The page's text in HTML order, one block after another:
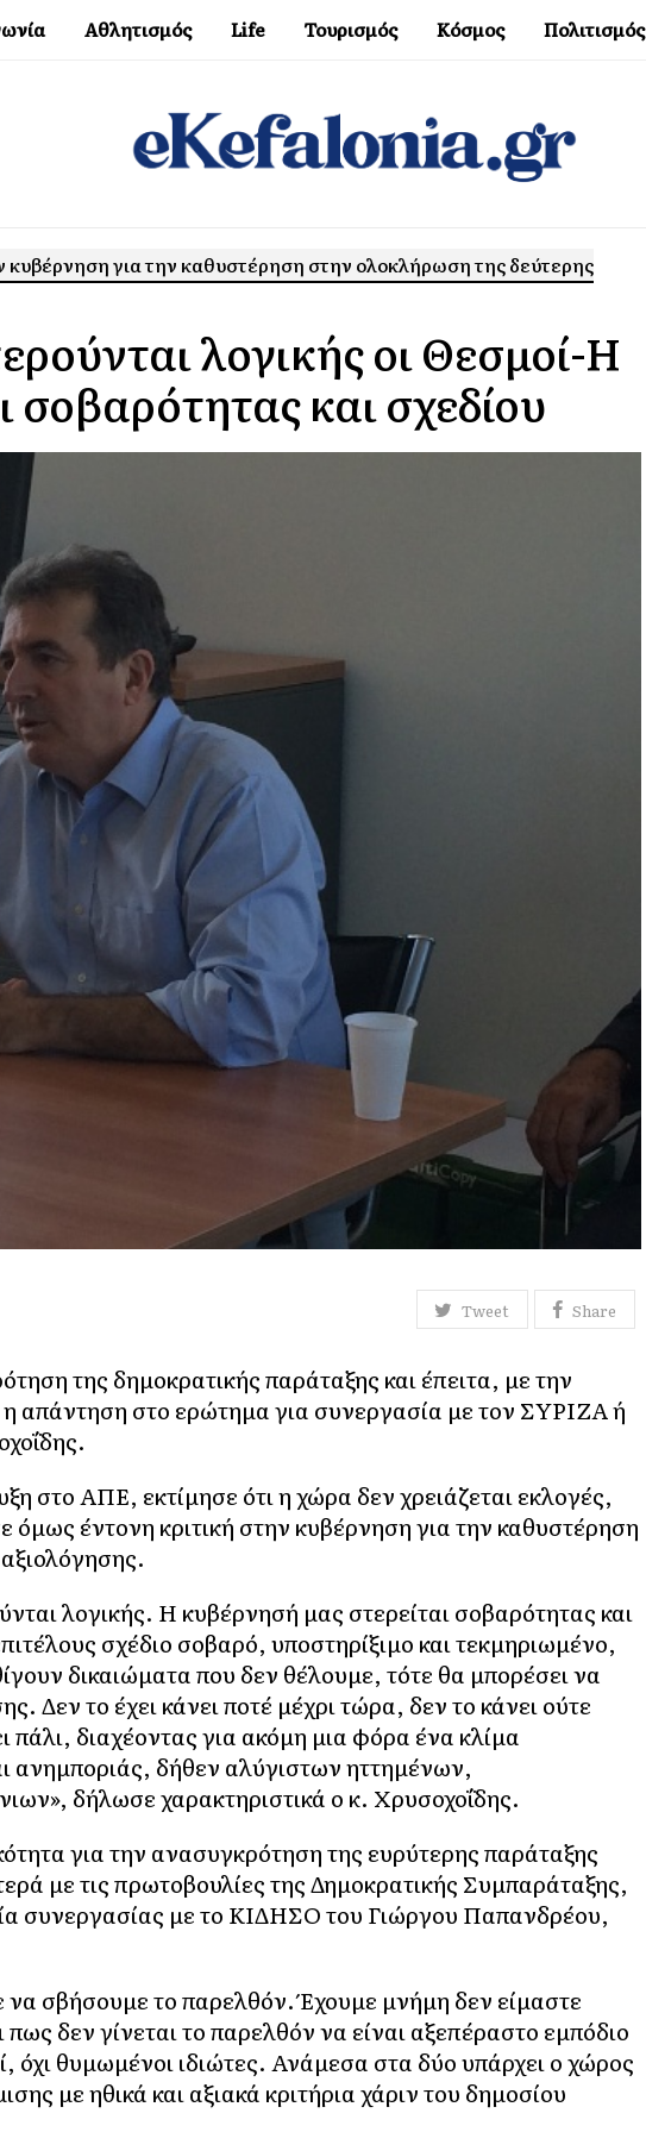
Αθλητισμός Life Τουρισμός Κόσμος Πολιτισμός
για την καθυστέρηση στην ολοκλήρωση της δεύτερης
λογικής οι Θεσμοί-Η
σοβαρότητας και σχεδίου
Tweet Share
της δημοκρατικής παράταξης και έπειτα, με την
απάντηση στο ερώτημα για συνεργασία με τον ΣΥΡΙΖΑ ή
στο ΑΠΕ, εκτίμησε ότι η χώρα δεν χρειάζεται εκλογές,
όμως έντονη κριτική στην κυβέρνηση για την καθυστέρηση
λογικής. Η κυβέρνησή μας στερείται σοβαρότητας και
σχέδιο σοβαρό, υποστηρίξιμο και τεκμηριωμένο,
δικαιώματα που δεν θέλουμε, τότε θα μπορέσει να
Δεν το έχει κάνει ποτέ μέχρι τώρα, δεν το κάνει ούτε
διαχέοντας για ακόμη μια φόρα ένα κλίμα
ανημποριάς, δήθεν αλύγιστων ηττημένων,
δήλωσε χαρακτηριστικά ο κ. Χρυσοχοΐδης.
για την ανασυγκρότηση της ευρύτερης παράταξης
με τις πρωτοβουλίες της Δημοκρατικής Συμπαράταξης,
συνεργασίας με το ΚΙΔΗΣΟ του Γιώργου Παπανδρέου,
σβήσουμε το παρελθόν. Έχουμε μνήμη δεν είμαστε
δεν γίνεται το παρελθόν να είναι αξεπέραστο εμπόδιο
όχι θυμωμένοι ιδιώτες. Ανάμεσα στα δύο υπάρχει ο χώρος
με ηθικά και αξιακά κριτήρια χάριν του δημοσίου